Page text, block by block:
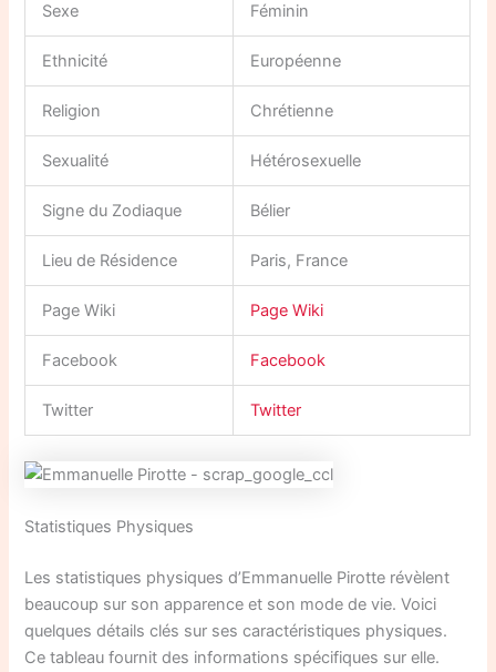
Sexe Féminin
Ethnicité Européenne
Religion Chrétienne
Sexualité Hétérosexuelle
Signe du Zodiaque Bélier
Lieu de Résidence Paris, France
Page Wiki Page Wiki
Facebook Facebook
Twitter Twitter
Statistiques Physiques
Les statistiques physiques d’Emmanuelle Pirotte révèlent
beaucoup sur son apparence et son mode de vie. Voici
quelques détails clés sur ses caractéristiques physiques.
Ce tableau fournit des informations spécifiques sur elle.